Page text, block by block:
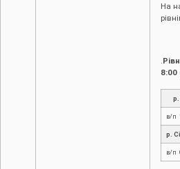
На
.
8:00
р.
в/п
р.
в/п